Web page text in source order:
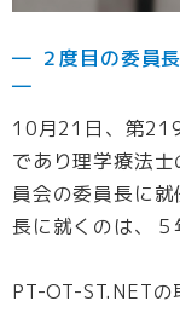
― ２度目の委員長
―
10月21日、第
であり理学療法
員会の委員長に
長に就くのは、５
PT-OT-ST.NET